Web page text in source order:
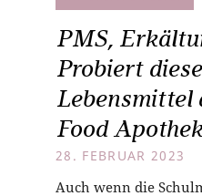
PMS,
Probiert diese
Lebensmittel
Food
28. FEBRUAR 2023
Auch wenn die